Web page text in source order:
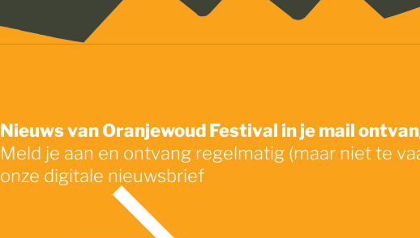
Nieuws van Oranjewoud Festival in je mail
Meld je aan en ontvang regelmatig (maar niet te
onze digitale nieuwsbrief